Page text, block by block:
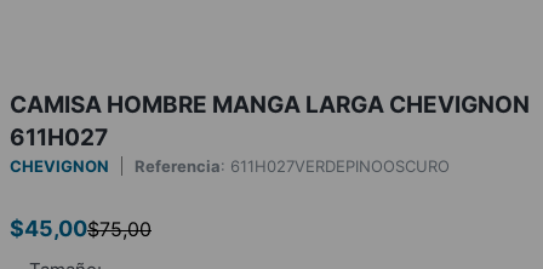
CAMISA HOMBRE MANGA LARGA CHEVIGNON
611H027
CHEVIGNON Referencia: 611H027VERDEPINOOSCURO
$45,00$75,00